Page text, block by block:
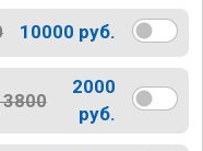
10000 руб.
2000
руб.